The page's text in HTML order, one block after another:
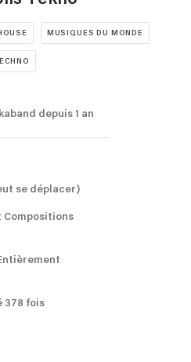
MUSIQUES DU MONDE
depuis 1 an
se déplacer)
Compositions
378 fois